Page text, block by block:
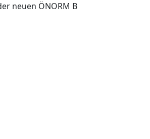
neuen ÖNORM B